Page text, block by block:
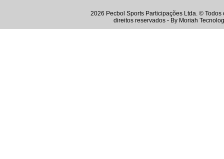
2026 Pecbol Sports Participações Ltda. © Todos
direitos reservados - By Moriah